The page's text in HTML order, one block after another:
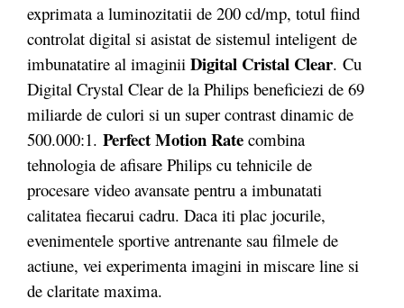
exprimata a luminozitatii de 200 cd/mp, totul fiind
controlat digital si asistat de sistemul inteligent de
imbunatatire al imaginii Digital Cristal Clear. Cu
Digital Crystal Clear de la Philips beneficiezi de 69
miliarde de culori si un super contrast dinamic de
500.000:1. Perfect Motion Rate combina
tehnologia de afisare Philips cu tehnicile de
procesare video avansate pentru a imbunatati
calitatea fiecarui cadru. Daca iti plac jocurile,
evenimentele sportive antrenante sau filmele de
actiune, vei experimenta imagini in miscare line si
de claritate maxima.